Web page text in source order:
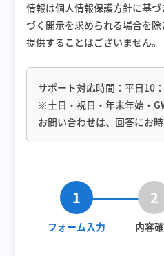
情報は個人情報保護方針に基
づく開示を求められる場合を
提供することはございません。
サポート対応時間：平日10
※土日・祝日・年末年始・
お問い合わせは、回答にお時
1
フォーム入力
2
内容